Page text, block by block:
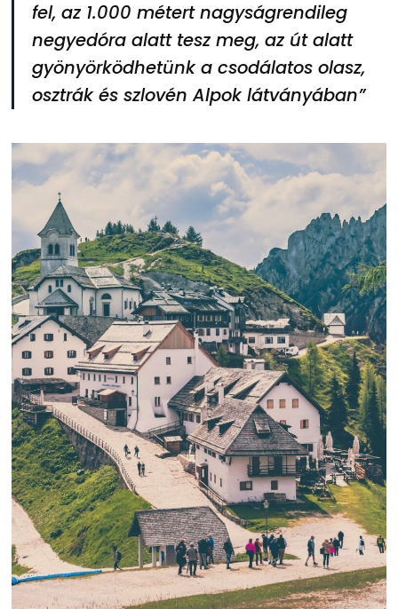
fel, az 1.000 métert nagyságrendileg
negyedóra alatt tesz meg, az út alatt
gyönyörködhetünk a csodálatos olasz,
osztrák és szlovén Alpok látványában”